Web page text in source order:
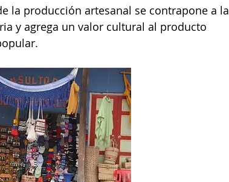
la producción artesanal se contrapone a la
y agrega un valor cultural al producto